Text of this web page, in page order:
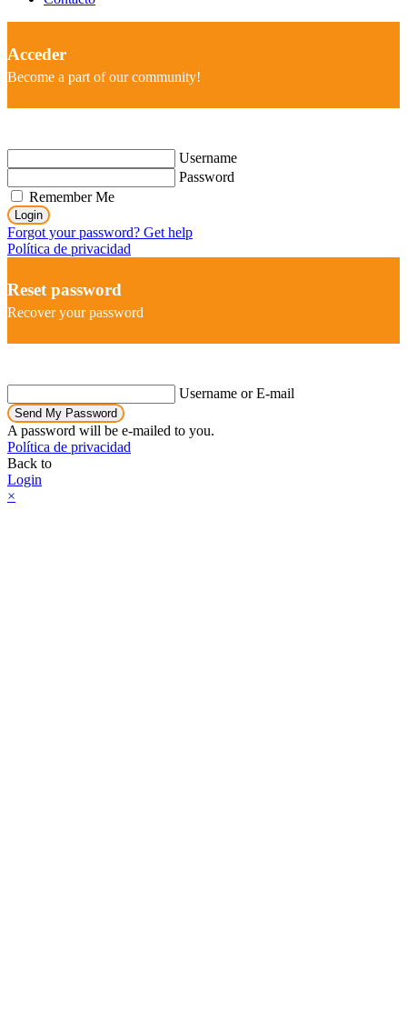
Acceder
Become a part of our community!
Username
Password
Remember Me
Login
Forgot your password? Get help
Política de privacidad
Reset password
Recover your password
Username or E-mail
Send My Password
A password will be e-mailed to you.
Política de privacidad
Back to
Login
×